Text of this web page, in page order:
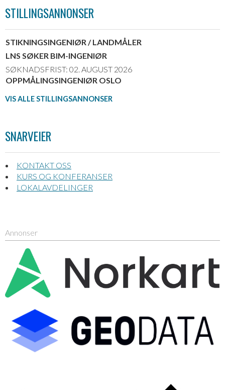
STILLINGSANNONSER
STIKNINGSINGENIØR / LANDMÅLER
LNS SØKER BIM-INGENIØR
SØKNADSFRIST: 02. AUGUST 2026
OPPMÅLINGSINGENIØR OSLO
VIS ALLE STILLINGSANNONSER
SNARVEIER
KONTAKT OSS
KURS OG KONFERANSER
LOKALAVDELINGER
Annonser